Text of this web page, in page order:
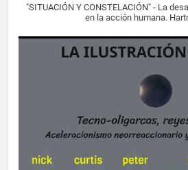
"SITUACIÓN Y CONSTELACIÓN" - La
en la acción humana.